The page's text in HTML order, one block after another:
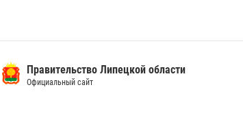
В Липецке сотрудники Росгвардии помогли
до дома
14 июля 2026, 15:07
Правительство Липецкой области
Официальный сайт